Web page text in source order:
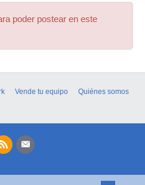
poder postear en este
Vende tu equipo
Quiénes somos